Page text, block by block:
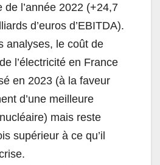
de l’année 2022 (+24,7
d’euros d’EBITDA).
analyses, le coût de
l’électricité en France
en 2023 (à la faveur
d’une meilleure
mais reste
supérieur à ce qu’il